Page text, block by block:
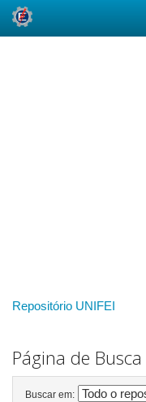
Repositório UNIFEI
Página de Busca
Buscar em: